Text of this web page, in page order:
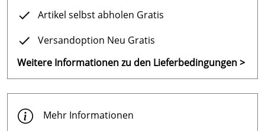
Artikel selbst abholen Gratis
Versandoption Neu Gratis
Weitere Informationen zu den Lieferbedingungen >
Mehr Informationen